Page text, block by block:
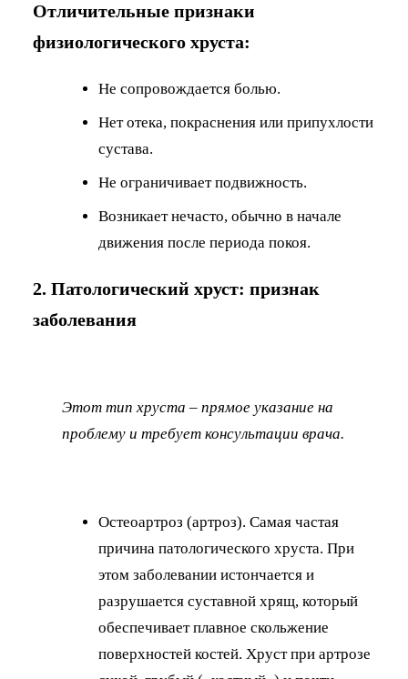
Отличительные признаки
физиологического хруста:
Не сопровождается болью.
Нет отека, покраснения или припухлости
сустава.
Не ограничивает подвижность.
Возникает нечасто, обычно в начале
движения после периода покоя.
2. Патологический хруст: признак
заболевания
Этот тип хруста – прямое указание на
проблему и требует консультации врача.
Остеоартроз (артроз). Самая частая
причина патологического хруста. При
этом заболевании истончается и
разрушается суставной хрящ, который
обеспечивает плавное скольжение
поверхностей костей. Хруст при артрозе